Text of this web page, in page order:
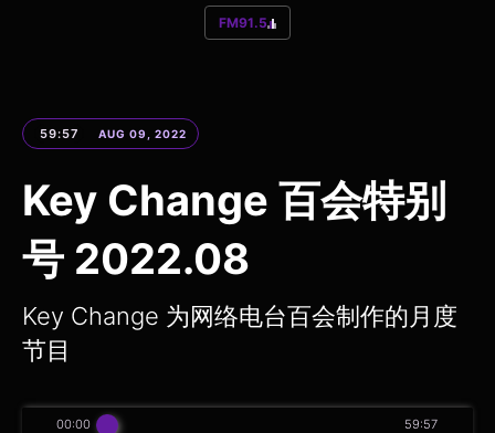
FM91.5
59:57 AUG 09, 2022
Key Change 百会特别
号 2022.08
Key Change 为网络电台百会制作的月度
节目
00:00 59:57